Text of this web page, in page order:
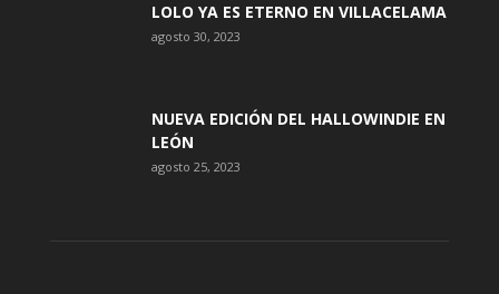
LOLO YA ES ETERNO EN VILLACELAMA
agosto 30, 2023
NUEVA EDICIÓN DEL HALLOWINDIE EN
LEÓN
agosto 25, 2023